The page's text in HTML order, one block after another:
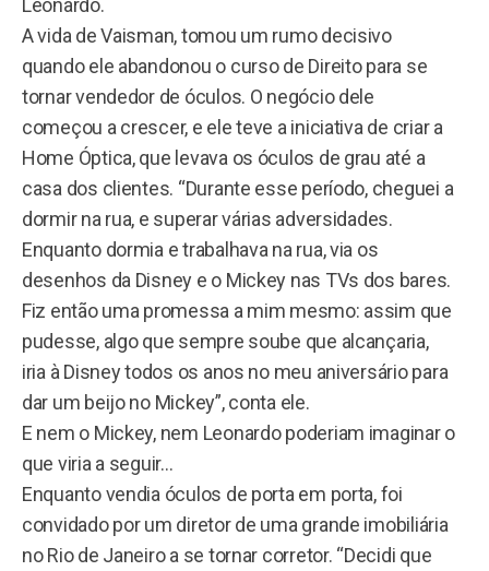
A vida de Vaisman, tomou um rumo decisivo
quando ele abandonou o curso de Direito para se
tornar vendedor de óculos. O negócio dele
começou a crescer, e ele teve a iniciativa de criar a
Home Óptica, que levava os óculos de grau até a
casa dos clientes. “Durante esse período, cheguei a
dormir na rua, e superar várias adversidades.
Enquanto dormia e trabalhava na rua, via os
desenhos da Disney e o Mickey nas TVs dos bares.
Fiz então uma promessa a mim mesmo: assim que
pudesse, algo que sempre soube que alcançaria,
iria à Disney todos os anos no meu aniversário para
dar um beijo no Mickey”, conta ele.
E nem o Mickey, nem Leonardo poderiam imaginar o
que viria a seguir…
Enquanto vendia óculos de porta em porta, foi
convidado por um diretor de uma grande imobiliária
no Rio de Janeiro a se tornar corretor. “Decidi que